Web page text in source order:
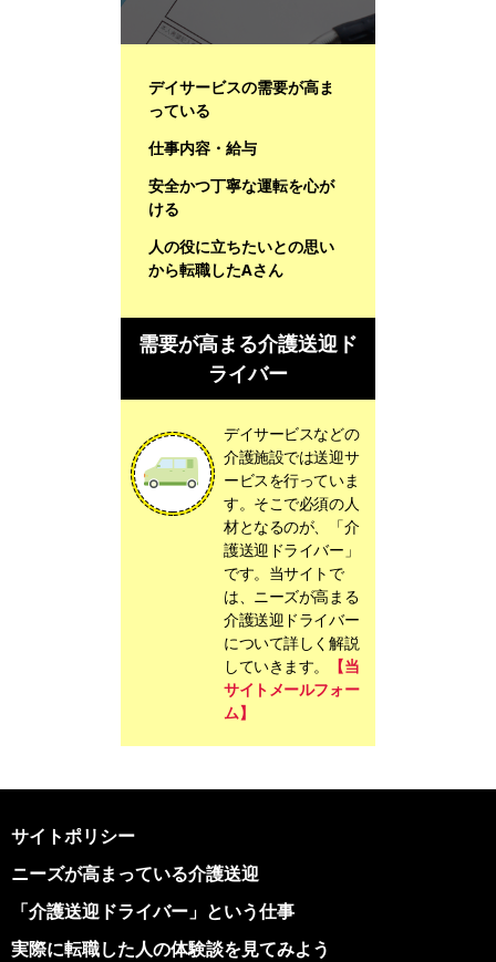
デイサービスの需要が高ま
っている
仕事内容・給与
安全かつ丁寧な運転を心が
ける
人の役に立ちたいとの思い
から転職したAさん
需要が高まる介護送迎ド
ライバー
デイサービスなどの
介護施設では送迎サ
ービスを行っていま
す。そこで必須の人
材となるのが、「介
護送迎ドライバー」
です。当サイトで
は、ニーズが高まる
介護送迎ドライバー
について詳しく解説
していきます。
【当
サイトメールフォー
ム】
サイトポリシー
ニーズが高まっている介護送迎
「介護送迎ドライバー」という仕事
実際に転職した人の体験談を見てみよう